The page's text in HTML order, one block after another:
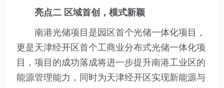
亮点二 区域首创，模式新颖
南港光储项目是园区首个光储一体化项目，
更是天津经开区首个工商业分布式光储一体化项
目，项目的成功落成将进一步提升南港工业区的
能源管理能力，同时为天津经开区实现新能源与